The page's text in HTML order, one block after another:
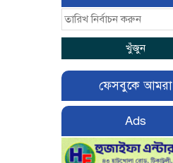
ফেসবুকে আমরা
Ads